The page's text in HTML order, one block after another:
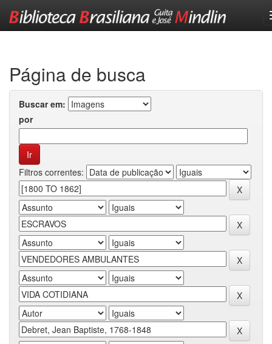
Página de busca
Buscar em:
por
Filtros correntes: